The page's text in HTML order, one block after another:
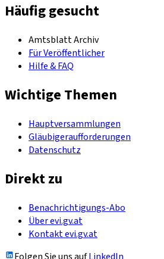
Häufig gesucht
Amtsblatt Archiv
Für Veröffentlicher
Hilfe & FAQ
Wichtige Themen
Hauptversammlungen
Gläubigeraufforderungen
Datenschutz
Direkt zu
Benachrichtigungs-Abo
Über evi.gv.at
Kontakt evi.gv.at